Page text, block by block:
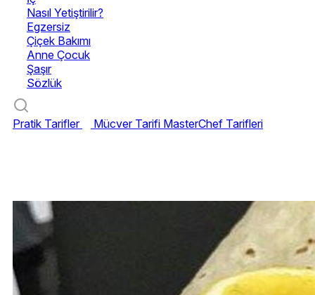
Nasıl Yetiştirilir?
Egzersiz
Çiçek Bakımı
Anne Çocuk
Şaşır
Sözlük
Pratik Tarifler Mücver Tarifi MasterChef Tarifleri